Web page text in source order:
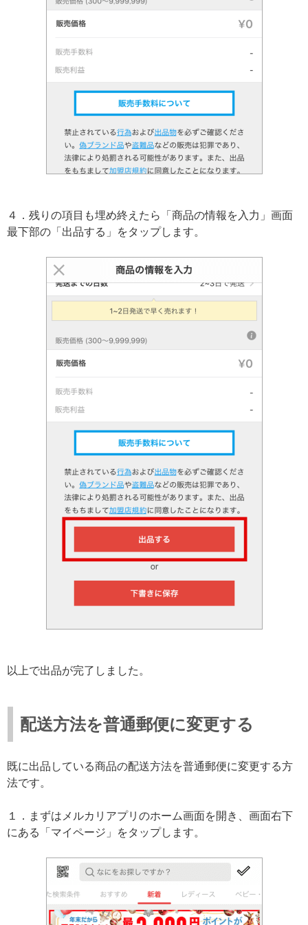
４．残りの項目も埋め終えたら「商品の情報を入力」画面
最下部の「出品する」をタップします。
以上で出品が完了しました。
配送方法を普通郵便に変更する
既に出品している商品の配送方法を普通郵便に変更する方
法です。
１．まずはメルカリアプリのホーム画面を開き、画面右下
にある「マイページ」をタップします。